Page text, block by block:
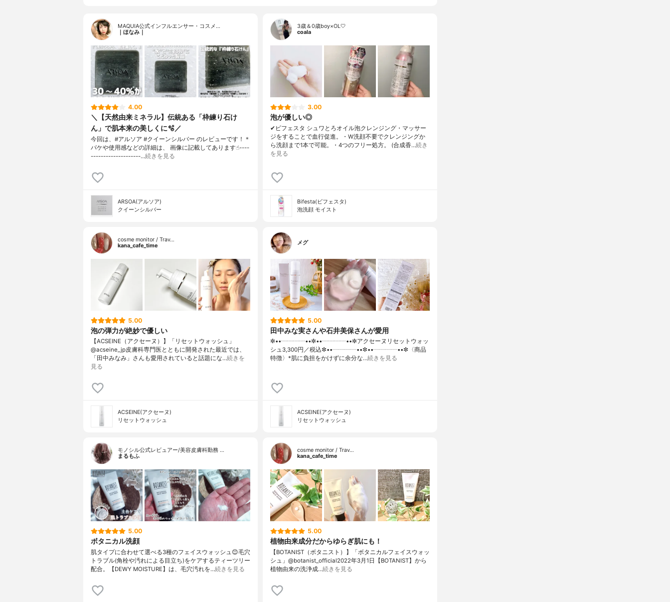
MAQUIA公式インフルエンサー・コスメ…
｜ほなみ｜
4.00
＼【天然由来ミネラル】伝統ある「枠練り石け
ん」で肌本来の美しくに🫧／
今回は、#アルソア #クイーンシルバー のレビューです！＊
パケや使用感などの詳細は、 画像に記載してあります☝︎----
--------------------…続きを見る
ARSOA(アルソア)
クイーンシルバー
3歳＆0歳boy×OL🤍
coala
3.00
泡が優しい◎
✔︎ビフェスタ シュワとろオイル泡クレンジング・マッサー
ジをすることで血行促進。・W洗顔不要でクレンジングか
ら洗顔まで1本で可能。・4つのフリー処方。 (合成香…続き
を見る
Bifesta(ビフェスタ)
泡洗顔 モイスト
cosme monitor / Trav…
kana_cafe_time
5.00
泡の弾力が絶妙で優しい
【ACSEINE（アクセーヌ）】「リセットウォッシュ」
@acseine_jp皮膚科専門医とともに開発された最近では、
「田中みなみ」さんも愛用されていると話題にな…続きを
見る
ACSEINE(アクセーヌ)
リセットウォッシュ
メグ
5.00
田中みな実さんや石井美保さんが愛用
✼••┈┈┈┈••✼••┈┈┈┈••✼アクセーヌリセットウォッ
シュ3,300円／税込✼••┈┈┈┈••✼••┈┈┈┈••✼〈商品
特徴〉*肌に負担をかけずに余分な…続きを見る
ACSEINE(アクセーヌ)
リセットウォッシュ
モノシル公式レビュアー/美容皮膚科勤務 …
まるもふ
5.00
ボタニカル洗顔
肌タイプに合わせて選べる3種のフェイスウォッシュ😊毛穴
トラブル(角栓や汚れによる目立ち)をケアするティーツリー
配合。【DEWY MOISTURE】は、毛穴汚れを…続きを見る
cosme monitor / Trav…
kana_cafe_time
5.00
植物由来成分だからゆらぎ肌にも！
【BOTANIST（ボタニスト）】「ボタニカルフェイスウォッ
シュ」@botanist_official2022年3月1日【BOTANIST】から
植物由来の洗浄成…続きを見る